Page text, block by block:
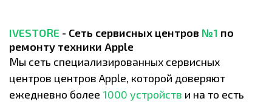
IVESTORE - Сеть сервисных центров №1 по
ремонту техники Apple
Мы сеть специализированных сервисных
центров центров Apple, которой доверяют
ежедневно более 1000 устройств и на то есть